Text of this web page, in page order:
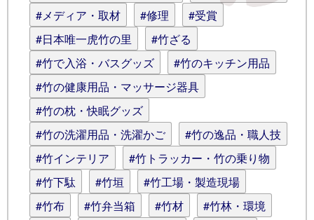
#メディア・取材
#修理
#受賞
#日本唯一虎竹の里
#竹ざる
#竹で入浴・バスグッズ
#竹のキッチン用品
#竹の健康用品・マッサージ器具
#竹の枕・快眠グッズ
#竹の洗濯用品・洗濯かご
#竹の逸品・職人技
#竹インテリア
#竹トラッカー・竹の乗り物
#竹下駄
#竹垣
#竹工場・製造現場
#竹布
#竹弁当箱 #竹材
#竹林・環境